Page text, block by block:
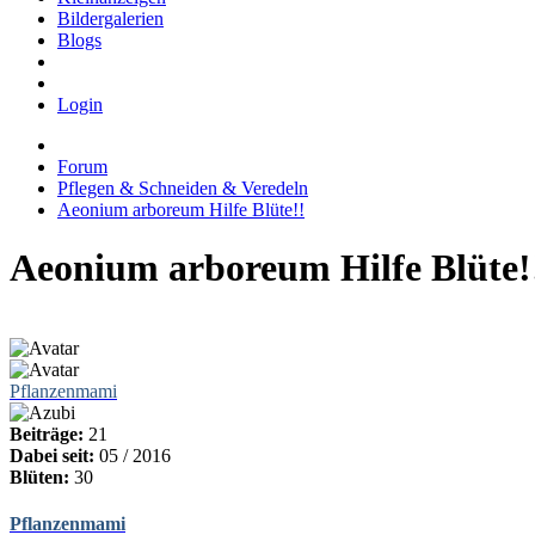
Bildergalerien
Blogs
Login
Forum
Pflegen & Schneiden & Veredeln
Aeonium arboreum Hilfe Blüte!!
Aeonium arboreum Hilfe
Pflanzenmami
Beiträge: 21
Dabei seit: 05 / 2016
Blüten: 30
Pflanzenmami